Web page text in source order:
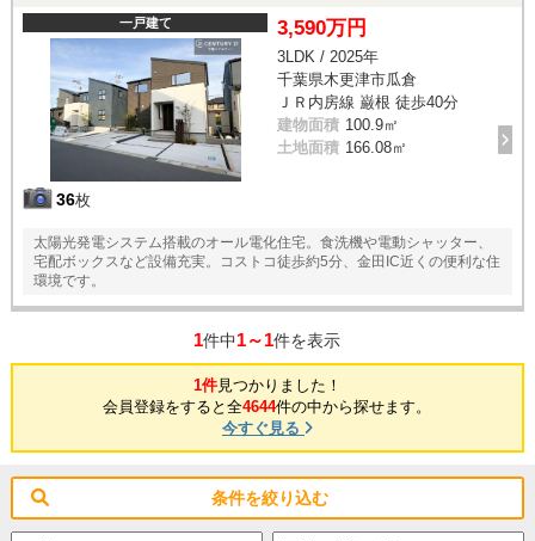
一戸建て
36枚
3,590万円
3LDK / 2025年
千葉県木更津市瓜倉
ＪＲ内房線 巌根 徒歩40分
建物面積 100.9㎡
土地面積 166.08㎡
太陽光発電システム搭載のオール電化住宅。食洗機や電動シャッター、
宅配ボックスなど設備充実。コストコ徒歩約5分、金田IC近くの便利な住
環境です。
1件中1～1件を表示
1件見つかりました！
会員登録をすると全4644件の中から探せます。
今すぐ見る
条件を絞り込む